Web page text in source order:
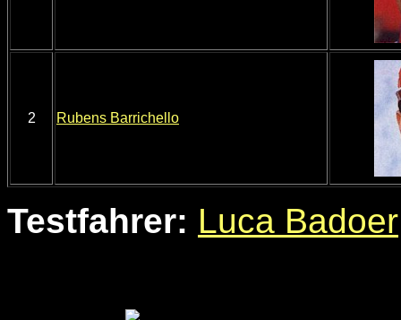
2 Rubens Barrichello
Testfahrer: Luca Badoer